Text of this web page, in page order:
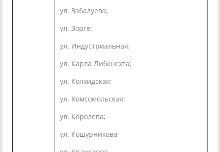
ул. Забалуева;
ул. Зорге;
ул. Индустриальная;
ул. Карла Либкнехта;
ул. Колхидская;
ул. Комсомольская;
ул. Королева;
ул. Кошурникова;